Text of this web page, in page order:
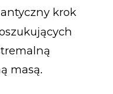
krok
masą.